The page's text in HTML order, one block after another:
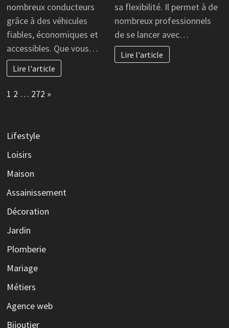
nombreux conducteurs
grâce à des véhicules
fiables, économiques et
accessibles. Que vous…
Lire l'article
sa flexibilité. Il permet à de
nombreux professionnels
de se lancer avec…
Lire l'article
Page:
1 2 … 272 Next
»
Lifestyle
Loisirs
Maison
Assainissement
Décoration
Jardin
Plomberie
Mariage
Métiers
Agence web
Bijoutier